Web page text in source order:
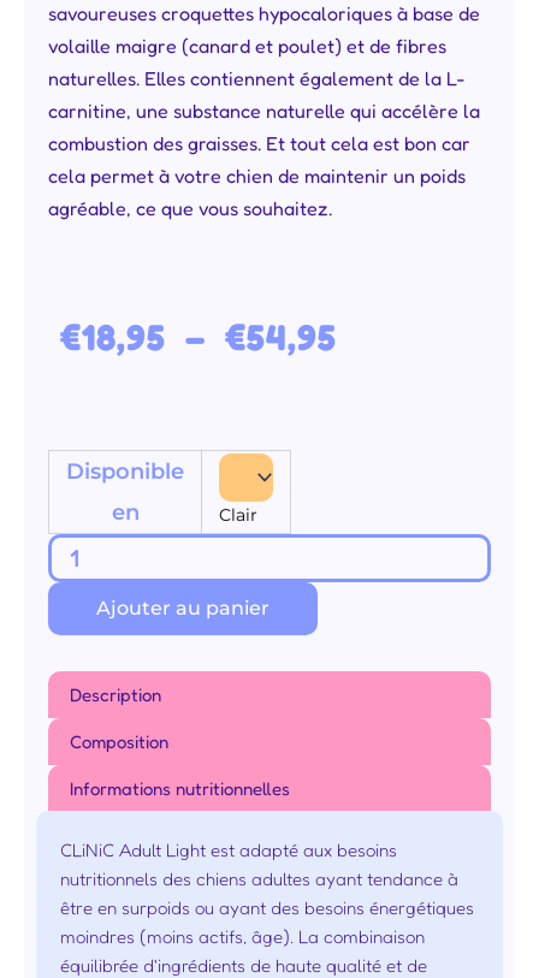
savoureuses croquettes hypocaloriques à base de
volaille maigre (canard et poulet) et de fibres
naturelles. Elles contiennent également de la L-
carnitine, une substance naturelle qui accélère la
combustion des graisses. Et tout cela est bon car
cela permet à votre chien de maintenir un poids
agréable, ce que vous souhaitez.
€18,95 – €54,95
Disponible
en
Clair
quantité
Light
Ajouter au panier
Description
Composition
Informations nutritionnelles
CLiNiC Adult Light est adapté aux besoins
nutritionnels des chiens adultes ayant tendance à
être en surpoids ou ayant des besoins énergétiques
moindres (moins actifs, âge). La combinaison
équilibrée d'ingrédients de haute qualité et de